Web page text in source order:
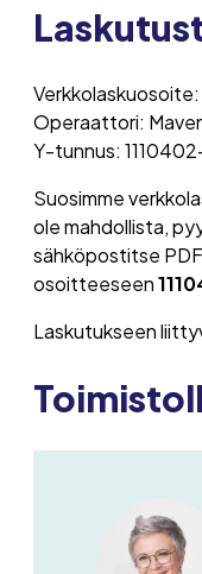
Operaattori:
Y-tunnus:
Suosimme
ole mahdollista,
sähköpostitse
osoitteeseen
Laskutukseen